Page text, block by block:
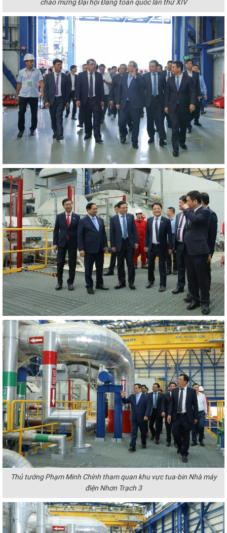
chào mừng Đại hội Đảng toàn quốc lần thứ XIV
Thủ tướng Phạm Minh Chính tham quan khu vực tua-bin Nhà máy
điện Nhơn Trạch 3